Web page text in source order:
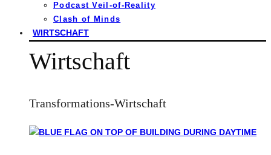
Podcast Veil-of-Reality
Clash of Minds
WIRTSCHAFT
Wirtschaft
Transformations-Wirtschaft